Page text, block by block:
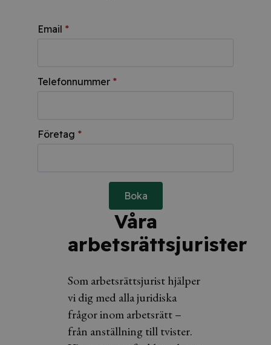
Email *
Telefonnummer *
Företag *
Boka
Våra
arbetsrättsjurister
Som arbetsrättsjurist hjälper
vi dig med alla juridiska
frågor inom arbetsrätt –
från anställning till tvister.